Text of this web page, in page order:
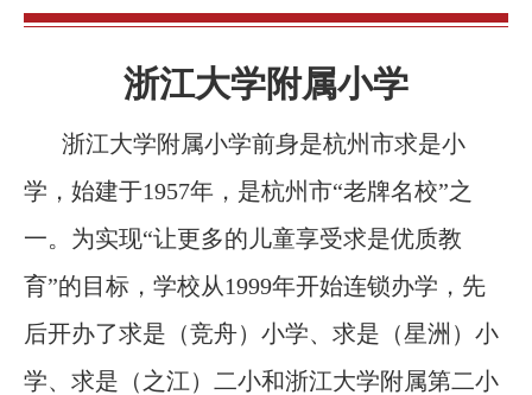
浙江大学附属小学
浙江大学附属小学前身是杭州市求是小
学， 始建于1957年 ，是杭州市“老牌名校”之
一。为实现“让更多的儿童享受求是优质教
育”的目标，学校从1999年开始连锁办学，先
后开办了求是（竞舟）小学、求是（星洲）小
学、求是（之江）二小和浙江大学附属第二小